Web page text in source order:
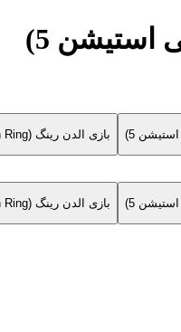
بازی الدن رینگ (Elden Ring) (پلی استیشن 4، پلی استیشن 5)
بازی الدن رینگ (Elden Ring) (پلی استیشن 4، پلی استیشن 5)